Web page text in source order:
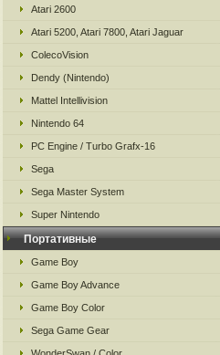
Atari 2600
Atari 5200, Atari 7800, Atari Jaguar
ColecoVision
Dendy (Nintendo)
Mattel Intellivision
Nintendo 64
PC Engine / Turbo Grafx-16
Sega
Sega Master System
Super Nintendo
Портативные
Game Boy
Game Boy Advance
Game Boy Color
Sega Game Gear